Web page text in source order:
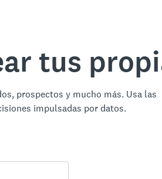
tus
prospectos y mucho más. Usa las
impulsadas por datos.